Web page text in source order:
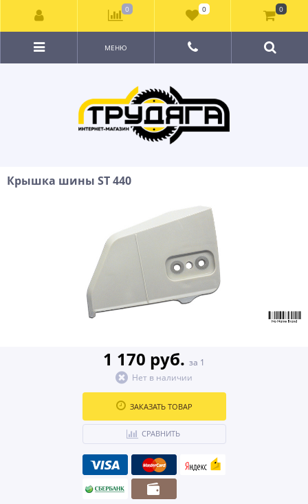
МЕНЮ
Крышка шины ST 440
1 170 руб. за 1
Нет в наличии
ЗАКАЗАТЬ ТОВАР
СРАВНИТЬ
0 0 0